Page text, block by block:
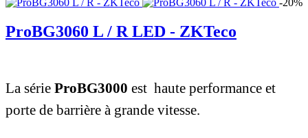
ProBG3060 L / R LED - ZKTeco
La série ProBG3000 est haute performance et
porte de barrière à grande vitesse.